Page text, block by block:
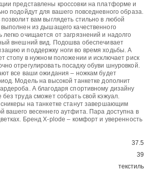
представлены кроссовки на платформе и
подойдут для вашего повседневного образа.
вам выглядеть стильно в любой
из дышащего качественного
очищается от загрязнений и надолго
внешний вид. Подошва обеспечивает
и поддержку ноги во время ходьбы. А
стопу в нужном положении и исключает риск
отрегулировать посадку обуви шнуровкой.
все ваши ожидания – ножкам будет
Модель на высокой танкетке дополнит
А благодаря спортивному дизайну
труда сможет собрать свой кэжуал.
сникеры на танкетке станут завершающим
вашего весеннего аутфита. Пара доступна в
Бренд X-plode – комфорт и уверенность
37.5
39
текстиль